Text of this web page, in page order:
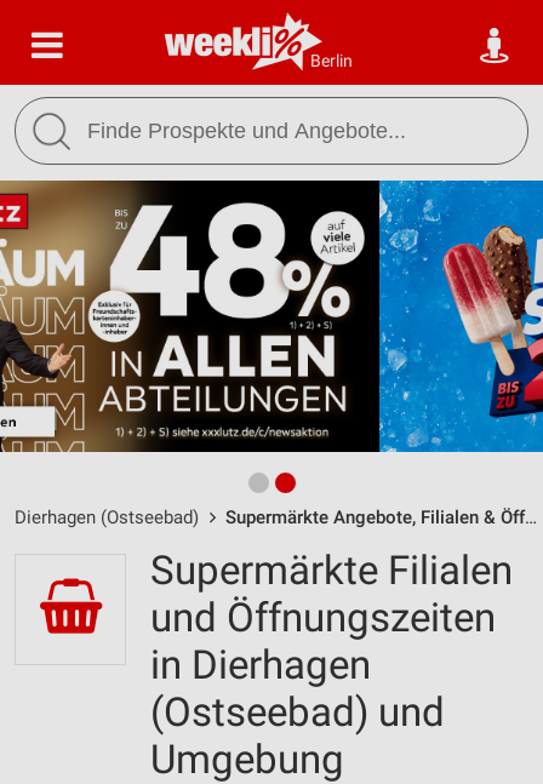
Berlin
Dierhagen (Ostseebad) Supermärkte Angebote, Filialen & Öffnungszeiten
Supermärkte Filialen
und Öffnungszeiten
in Dierhagen
(Ostseebad) und
Umgebung